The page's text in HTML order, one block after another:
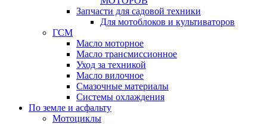
Запчасти для садовой техники
Для мотоблоков и культиваторов
ГСМ
Масло моторное
Масло трансмиссионное
Уход за техникой
Масло вилочное
Смазочные материалы
Системы охлаждения
По земле и асфальту
Мотоциклы